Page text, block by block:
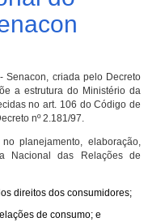
Senacon, criada pelo Decreto
a estrutura do Ministério da
no art. 106 do Código de
nº 2.181/97.
planejamento, elaboração,
Nacional das Relações de
direitos dos consumidores;
de consumo; e